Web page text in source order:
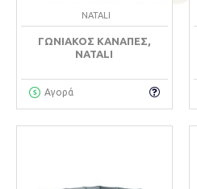
NATALI
ΓΩΝΙΑΚΌΣ ΚΑΝΑΠΈΣ,
NATALI
Αγορά